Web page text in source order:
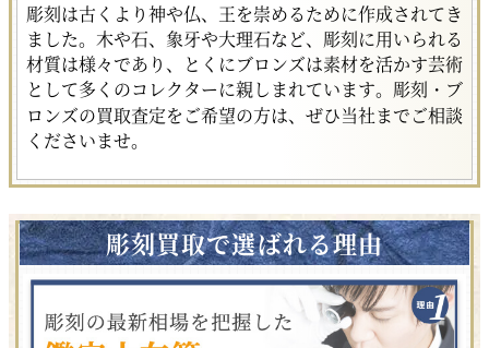
彫刻は古くより神や仏、王を崇めるために作成されてき
ました。木や石、象牙や大理石など、彫刻に用いられる
材質は様々であり、とくにブロンズは素材を活かす芸術
として多くのコレクターに親しまれています。彫刻・ブ
ロンズの買取査定をご希望の方は、ぜひ当社までご相談
くださいませ。
彫刻買取で選ばれる理由